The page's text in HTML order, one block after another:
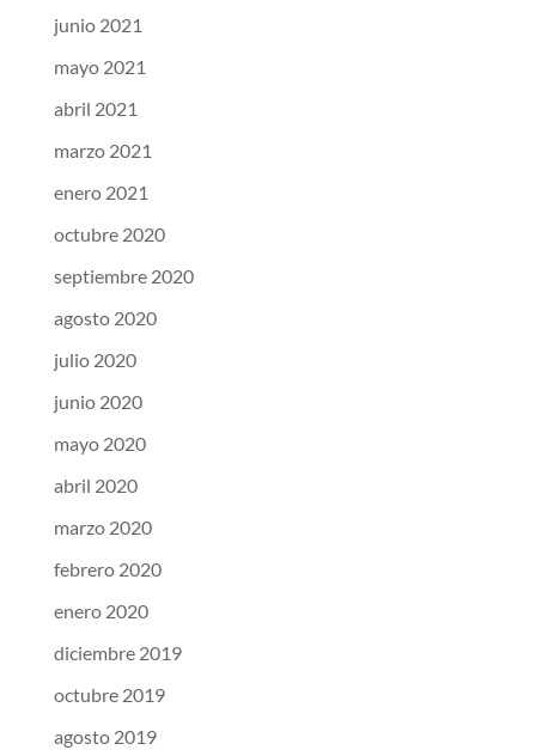
junio 2021
mayo 2021
abril 2021
marzo 2021
enero 2021
octubre 2020
septiembre 2020
agosto 2020
julio 2020
junio 2020
mayo 2020
abril 2020
marzo 2020
febrero 2020
enero 2020
diciembre 2019
octubre 2019
agosto 2019